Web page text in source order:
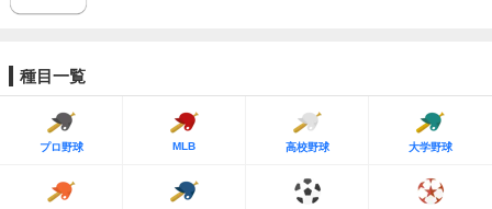
種目一覧
プロ野球 MLB 高校野球 大学野球